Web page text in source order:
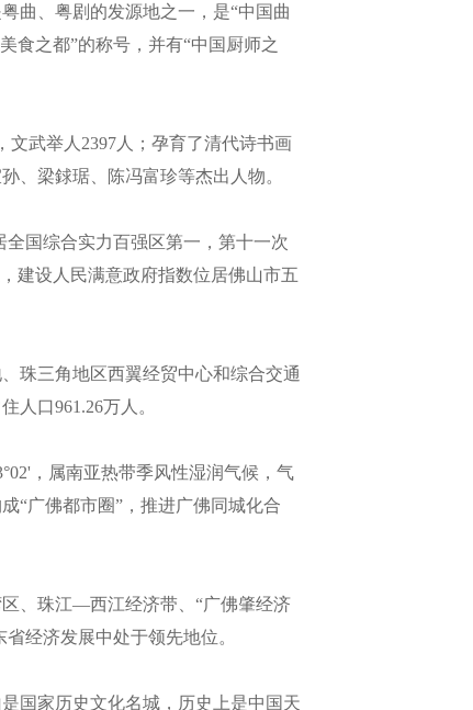
曲、粤剧的发源地之一，是“中国曲
食之都”的称号，并有“中国厨师之
文武举人2397人；孕育了清代诗书画
、梁銶琚、陈冯富珍等杰出人物。
全国综合实力百强区第一，第十一次
建设人民满意政府指数位居佛山市五
珠三角地区西翼经贸中心和综合交通
人口961.26万人。
，属南亚热带季风性湿润气候，气
“广佛都市圈”，推进广佛同城化合
、珠江—西江经济带、“广佛肇经济
经济发展中处于领先地位。
国家历史文化名城，历史上是中国天